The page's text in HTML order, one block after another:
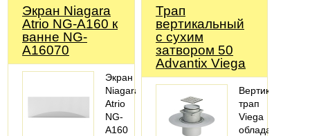
Экран Niagara
Atrio NG-A160 к
ванне NG-
A16070
Экран
Niagara
Atrio
NG-
A160
Трап
вертикальный
с сухим
затвором 50
Advantix Viega
Вертикальный
трап
Viega
обладает